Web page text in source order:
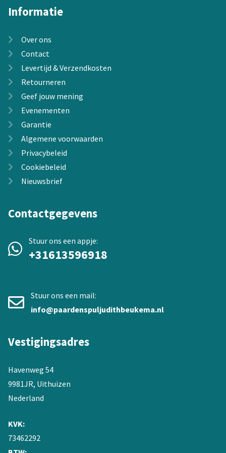
Informatie
Over ons
Contact
Levertijd & Verzendkosten
Retourneren
Geef jouw mening
Evenementen
Garantie
Algemene voorwaarden
Privacybeleid
Cookiebeleid
Nieuwsbrief
Contactgegevens
Stuur ons een appje:
+31613596918
Stuur ons een mail:
info@paardenspuljudithbeukema.nl
Vestigingsadres
Havenweg 54
9981JR, Uithuizen
Nederland
KVK:
73462292